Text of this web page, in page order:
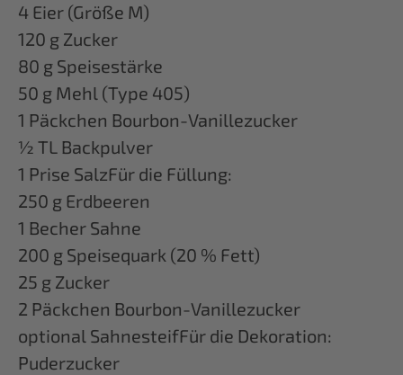
4 Eier (Größe M)
120 g Zucker
80 g Speisestärke
50 g Mehl (Type 405)
1 Päckchen Bourbon-Vanillezucker
½ TL Backpulver
1 Prise SalzFür die Füllung:
250 g Erdbeeren
1 Becher Sahne
200 g Speisequark (20 % Fett)
25 g Zucker
2 Päckchen Bourbon-Vanillezucker
optional SahnesteifFür die Dekoration:
Puderzucker